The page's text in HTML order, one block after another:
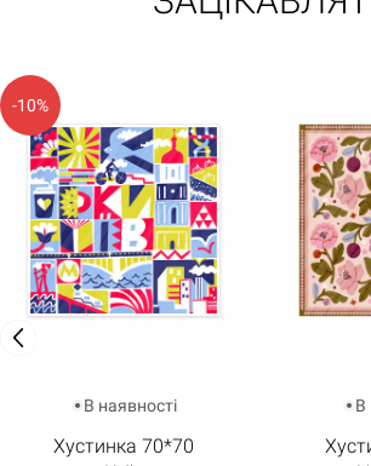
-10%
В наявності
Хустинка 70*70
В